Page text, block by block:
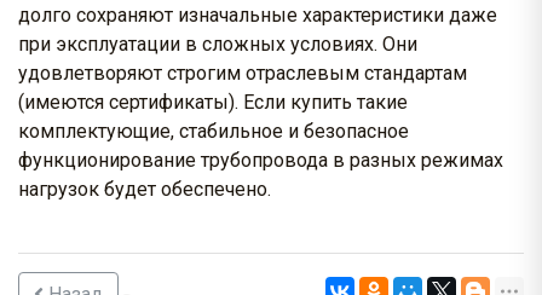
долго сохраняют изначальные характеристики даже
при эксплуатации в сложных условиях. Они
удовлетворяют строгим отраслевым стандартам
(имеются сертификаты). Если купить такие
комплектующие, стабильное и безопасное
функционирование трубопровода в разных режимах
нагрузок будет обеспечено.